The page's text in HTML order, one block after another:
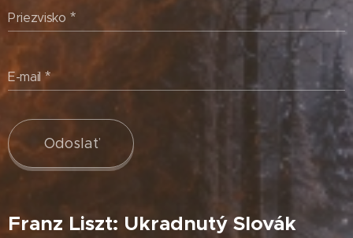
Priezvisko
E-mail
Odoslať
Franz Liszt: Ukradnutý Slovák